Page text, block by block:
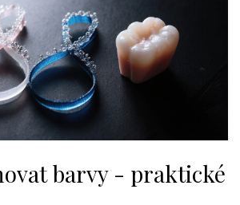
barvy - praktické